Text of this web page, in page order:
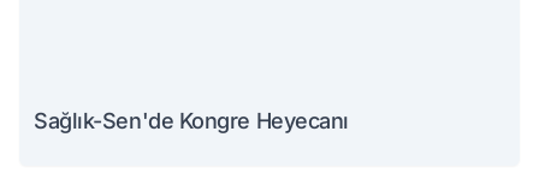
Sağlık-Sen'de Kongre Heyecanı